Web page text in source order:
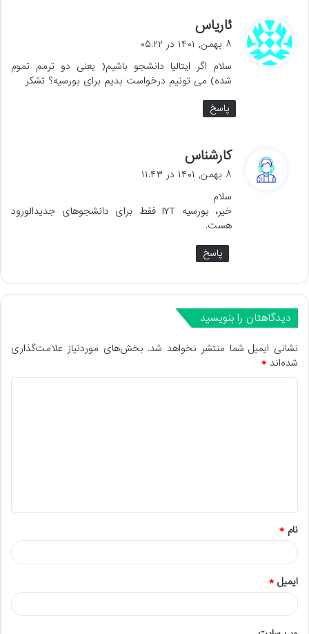
ئاریاس
ف
۸ بهمن, ۱۴۰۱ در ۰۵:۲۲
سلام اگر ایتالیا دانشجو باشیم( یعنی دو ترمم تموم
شده) می تونیم درخواست بدیم برای بورسیه؟ تشکر
پاسخ
کارشناس
ف
۸ بهمن, ۱۴۰۱ در ۱۱:۴۳
سلام
خیر، بورسیه IYT فقط برای دانشجوهای جدیدالورود
هست.
پاسخ
دیدگاهتان را بنویسید
نشانی ایمیل شما منتشر نخواهد شد. بخش‌های موردنیاز علامت‌گذاری
شده‌اند *
*
نام *
ایمیل *